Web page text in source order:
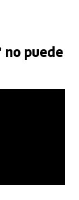
no puede